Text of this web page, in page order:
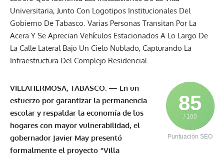
85
/ 100
Puntuación SEO
VILLAHERMOSA, TABASCO. — En un
esfuerzo por garantizar la permanencia
escolar y respaldar la economía de los
hogares con mayor vulnerabilidad, el
gobernador Javier May presentó
formalmente el proyecto “Villa